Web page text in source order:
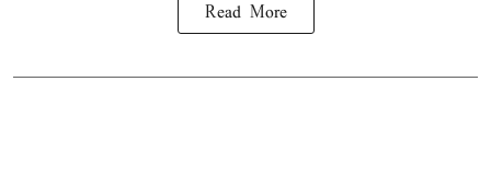
Read More